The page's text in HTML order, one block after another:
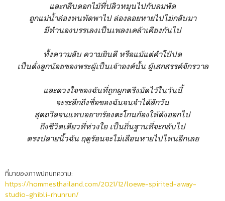
และกลีบดอกไม้ที่ปลิวหมุนไปกับลมพัด
ถูกแม่น้ำล่องหนพัดพาไป ล่องลอยหายไปไม่กลับมา
มีทำนองบรรเลงเป็นเพลงเคล้าเคียงกันไป
ทั้งความลับ ความยินดี หรือแม้แต่คำโป้ปด
เป็นดั่งลูกน้อยของพระผู้เป็นเจ้าองค์นั้น ผู้เสกสรรค์จักรวาล
และดวงใจของฉันที่ถูกผูกตรึงมัดไว้ในวันนี้
จะระลึกถึงชื่อของฉันจนจำได้สักวัน
สุดถวิลจนแทบอยากร้องตะโกนก้องให้ดังออกไป
ถึงชีวิตเดียวที่ห่วงใย เป็นถิ่นฐานที่จะกลับไป
ตรงปลายนิ้วฉัน ฤดูร้อนจะไม่เลือนหายไปไหนอีกเลย
ที่มาของภาพปกบทความ:
https://hommesthailand.com/2021/12/loewe-spirited-away-
studio-ghibli-rhunrun/